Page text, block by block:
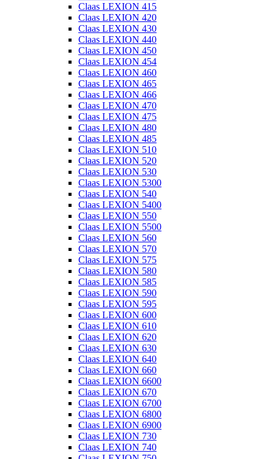
Claas LEXION 415
Claas LEXION 420
Claas LEXION 430
Claas LEXION 440
Claas LEXION 450
Claas LEXION 454
Claas LEXION 460
Claas LEXION 465
Claas LEXION 466
Claas LEXION 470
Claas LEXION 475
Claas LEXION 480
Claas LEXION 485
Claas LEXION 510
Claas LEXION 520
Claas LEXION 530
Claas LEXION 5300
Claas LEXION 540
Claas LEXION 5400
Claas LEXION 550
Claas LEXION 5500
Claas LEXION 560
Claas LEXION 570
Claas LEXION 575
Claas LEXION 580
Claas LEXION 585
Claas LEXION 590
Claas LEXION 595
Claas LEXION 600
Claas LEXION 610
Claas LEXION 620
Claas LEXION 630
Claas LEXION 640
Claas LEXION 660
Claas LEXION 6600
Claas LEXION 670
Claas LEXION 6700
Claas LEXION 6800
Claas LEXION 6900
Claas LEXION 730
Claas LEXION 740